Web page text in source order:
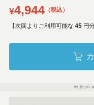
¥4,944 税込
【次回よりご利用可能な 45 円
申し訳ござい